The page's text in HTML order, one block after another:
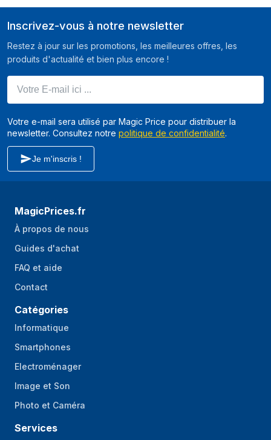
Fonctions de la
Chargement, Purification
Détecteur
d'escalier
Détection
d'obstacle
Oui
poussière
Type de pinceau
plancher
Capteurs intégrés
contour
Certification
Détails techniques
Puissance
d'aspiration
Contenu de l'emballage
comprise
Inscrivez-vous à notre newsletter
Restez à jour sur les promotions, les meilleures offres, les
produits d'actualité et bien plus encore !
Votre e-mail sera utilisé par Magic Price pour distribuer la
newsletter. Consultez notre politique de confidentialité.
Je m'inscris !
MagicPrices.fr
À propos de nous
Guides d'achat
FAQ et aide
Contact
Catégories
Informatique
Smartphones
Electroménager
Image et Son
Photo et Caméra
Services